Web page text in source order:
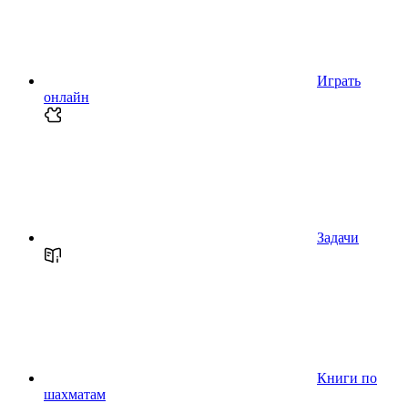
Играть
онлайн
Задачи
Книги по
шахматам